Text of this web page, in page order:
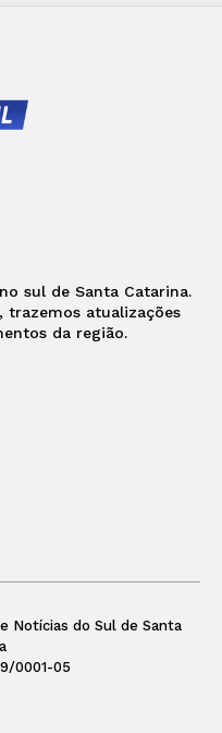
sul de Santa Catarina.
trazemos atualizações
da região.
Notícias do Sul de Santa
0001-05